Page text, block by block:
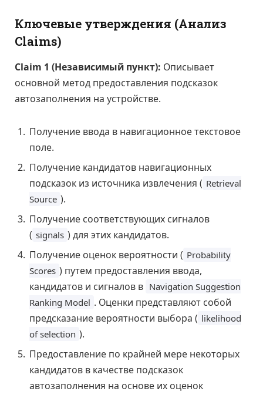
Ключевые утверждения (Анализ
Claims)
Claim 1 (Независимый пункт): Описывает
основной метод предоставления подсказок
автозаполнения на устройстве.
Получение ввода в навигационное текстовое
поле.
Получение кандидатов навигационных
подсказок из источника извлечения ( Retrieval
Source ).
Получение соответствующих сигналов
( signals ) для этих кандидатов.
Получение оценок вероятности ( Probability
Scores ) путем предоставления ввода,
кандидатов и сигналов в Navigation Suggestion
Ranking Model . Оценки представляют собой
предсказание вероятности выбора ( likelihood
of selection ).
Предоставление по крайней мере некоторых
кандидатов в качестве подсказок
автозаполнения на основе их оценок